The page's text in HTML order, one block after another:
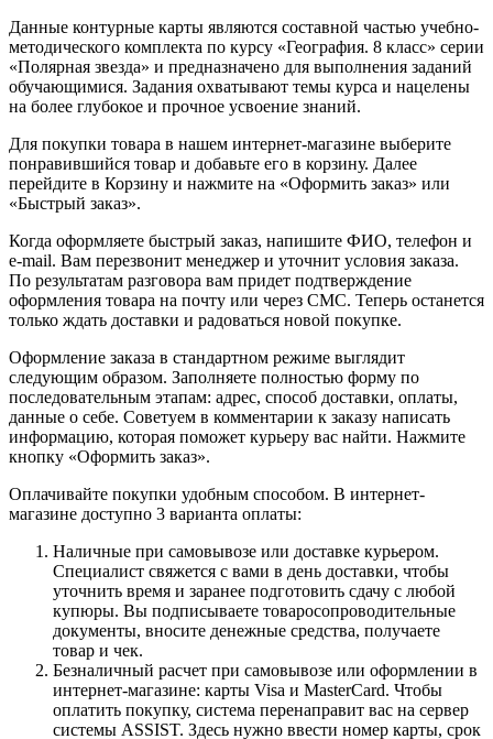
Данные контурные карты являются составной частью учебно-
методического комплекта по курсу «География. 8 класс» серии
«Полярная звезда» и предназначено для выполнения заданий
обучающимися. Задания охватывают темы курса и нацелены
на более глубокое и прочное усвоение знаний.
Для покупки товара в нашем интернет-магазине выберите
понравившийся товар и добавьте его в корзину. Далее
перейдите в Корзину и нажмите на «Оформить заказ» или
«Быстрый заказ».
Когда оформляете быстрый заказ, напишите ФИО, телефон и
e-mail. Вам перезвонит менеджер и уточнит условия заказа.
По результатам разговора вам придет подтверждение
оформления товара на почту или через СМС. Теперь останется
только ждать доставки и радоваться новой покупке.
Оформление заказа в стандартном режиме выглядит
следующим образом. Заполняете полностью форму по
последовательным этапам: адрес, способ доставки, оплаты,
данные о себе. Советуем в комментарии к заказу написать
информацию, которая поможет курьеру вас найти. Нажмите
кнопку «Оформить заказ».
Оплачивайте покупки удобным способом. В интернет-
магазине доступно 3 варианта оплаты:
Наличные при самовывозе или доставке курьером.
Специалист свяжется с вами в день доставки, чтобы
уточнить время и заранее подготовить сдачу с любой
купюры. Вы подписываете товаросопроводительные
документы, вносите денежные средства, получаете
товар и чек.
Безналичный расчет при самовывозе или оформлении в
интернет-магазине: карты Visa и MasterCard. Чтобы
оплатить покупку, система перенаправит вас на сервер
системы ASSIST. Здесь нужно ввести номер карты, срок